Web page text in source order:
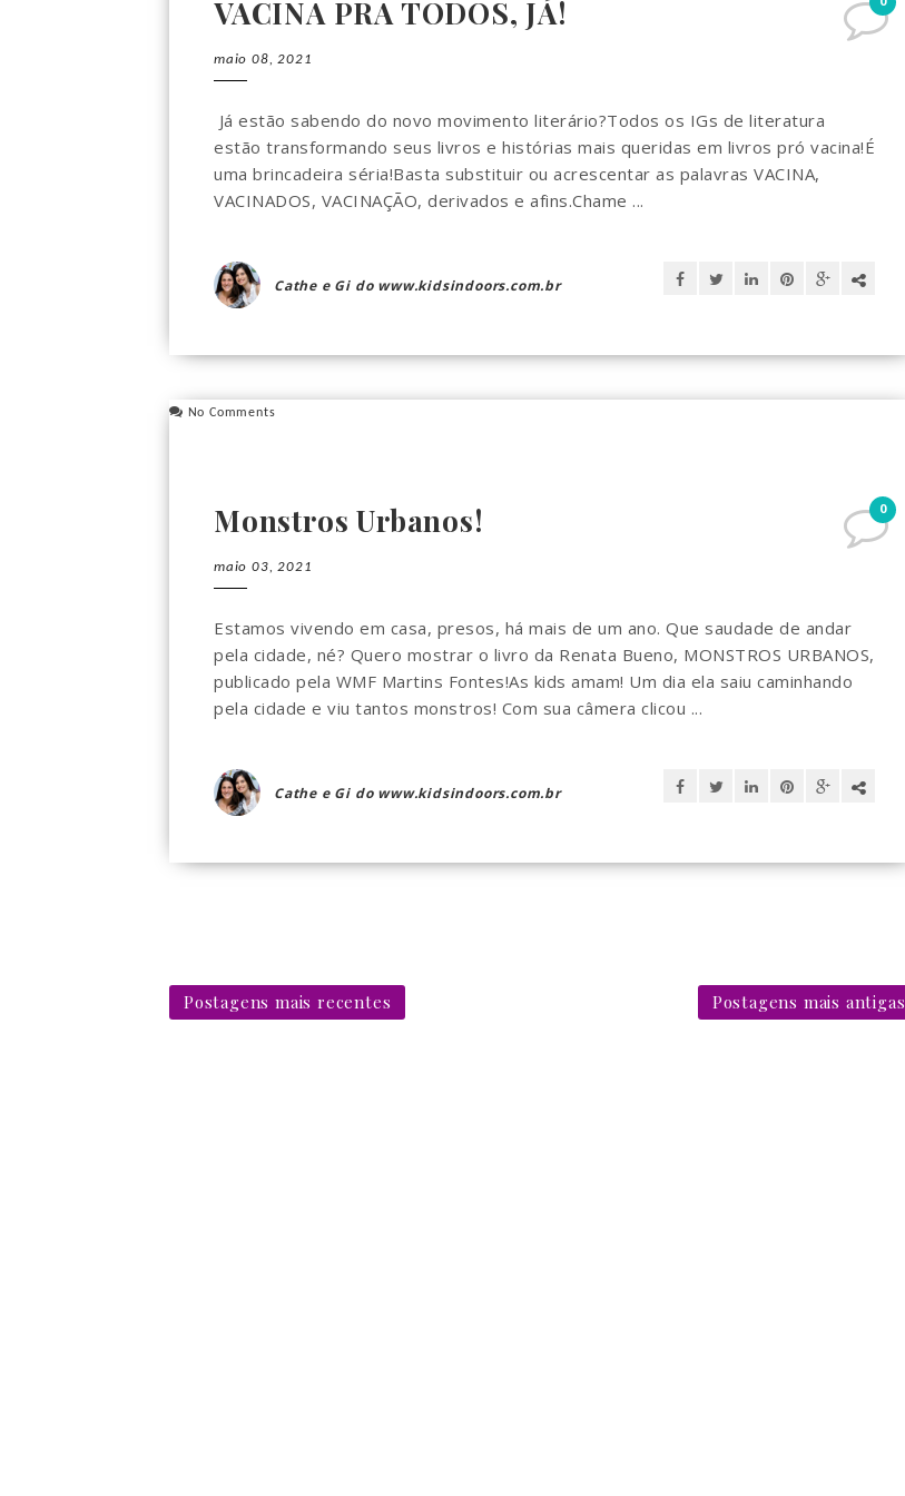
VACINA PRA TODOS, JÁ!
maio 08, 2021
Já estão sabendo do novo movimento literário?Todos os IGs de literatura
estão transformando seus livros e histórias mais queridas em livros pró vacina!É
uma brincadeira séria!Basta substituir ou acrescentar as palavras VACINA,
VACINADOS, VACINAÇÃO, derivados e afins.Chame ...
Cathe e Gi do www.kidsindoors.com.br
No Comments
0
Monstros Urbanos!
maio 03, 2021
Estamos vivendo em casa, presos, há mais de um ano. Que saudade de andar
pela cidade, né? Quero mostrar o livro da Renata Bueno, MONSTROS URBANOS,
publicado pela WMF Martins Fontes!As kids amam! Um dia ela saiu caminhando
pela cidade e viu tantos monstros! Com sua câmera clicou ...
Cathe e Gi do www.kidsindoors.com.br
Postagens mais recentes Postagens mais antigas